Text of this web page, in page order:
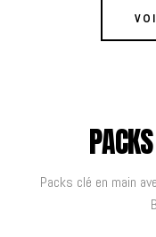
Packs clé en main